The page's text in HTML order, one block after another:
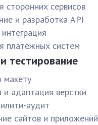
сторонних сервисов
и разработка API
платёжных систем
тестирование
макету
адаптация верстки
аудит
сайтов и приложений